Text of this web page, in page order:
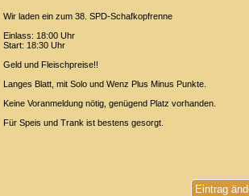
Wir laden ein zum 38. SPD-Schafkopfrenne
Einlass: 18:00 Uhr
Start: 18:30 Uhr
Geld und Fleischpreise!!
Langes Blatt, mit Solo und Wenz Plus Minus Punkte.
Keine Voranmeldung nötig, genügend Platz vorhanden.
Für Speis und Trank ist bestens gesorgt.
Eintrag